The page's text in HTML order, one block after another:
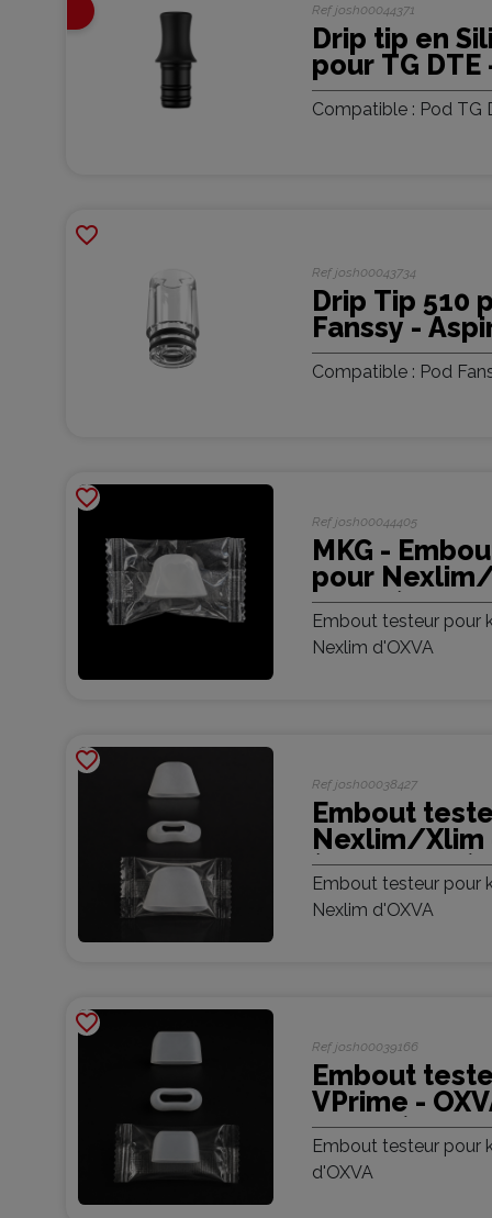
Ref josh00044371
Drip tip en
pour TG DTE
Compatible : Pod TG
favorite_border
Ref josh00043734
Drip Tip 510
Fanssy -
Compatible : Pod
favorite_border
Ref josh00044405
MKG -
pour
OXVA (10
Embout testeur pour
Nexlim d'OXVA
favorite_border
Ref josh00038427
Embout
Nexlim/Xlim
(100 pièces)
Embout testeur pour
Nexlim d'OXVA
favorite_border
Ref josh00039166
Embout
VPrime -
pièces)
Embout testeur pour
d'OXVA